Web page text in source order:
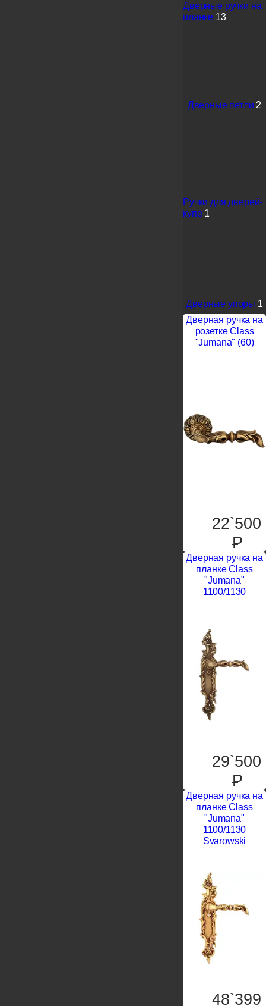
Дверные ручки на
планке 13
Дверные петли 2
Ручки для дверей-
купе 1
Дверные упоры 1
Дверная ручка на
розетке Class
"Jumana" (60)
22`500
P
Дверная ручка на
планке Class
"Jumana"
1100/1130
29`500
P
Дверная ручка на
планке Class
"Jumana"
1100/1130
Svarowski
48`399